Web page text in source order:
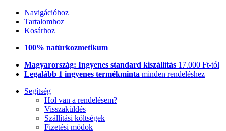
Navigációhoz
Tartalomhoz
Kosárhoz
100% natúrkozmetikum
Magyarország: Ingyenes standard kiszállítás 17.000 Ft-tól
Legalább 1 ingyenes termékminta minden rendeléshez
Segítség
Hol van a rendelésem?
Visszaküldés
Szállítási költségek
Fizetési módok